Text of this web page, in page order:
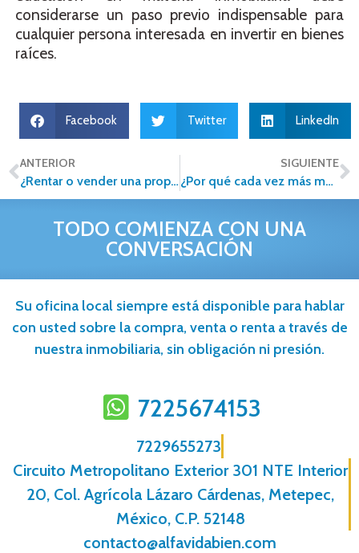
considerarse un paso previo indispensable para
cualquier persona interesada en invertir en bienes
raíces.
Facebook Twitter LinkedIn
ANTERIOR
¿Rentar o vender una propiedad? La decisión clave que puede transformar tu patrimonio
SIGUIENTE
¿Por qué cada vez más mexicanos buscan vivienda fuera del centro de las grandes ciudades?
TODO COMIENZA CON UNA
CONVERSACIÓN
Su oficina local siempre está disponible para hablar
con usted sobre la compra, venta o renta a través de
nuestra inmobiliaria, sin obligación ni presión.
7225674153
7229655273
Circuito Metropolitano Exterior 301 NTE Interior
20, Col. Agrícola Lázaro Cárdenas, Metepec,
México, C.P. 52148
contacto@alfavidabien.com